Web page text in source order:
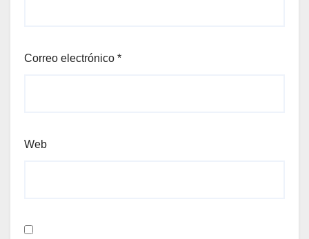
Correo electrónico *
Web